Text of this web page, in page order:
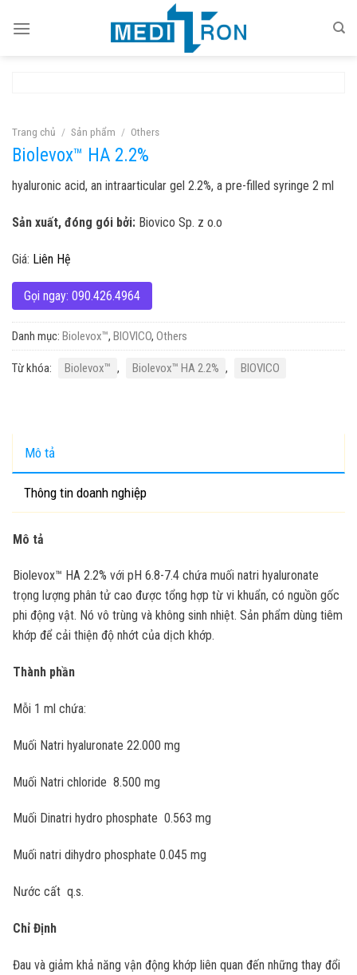
Trang chủ / Sản phẩm / Others
Biolevox™ HA 2.2%
hyaluronic acid, an intraarticular gel 2.2%, a pre-filled syringe 2 ml
Sản xuất, đóng gói bởi: Biovico Sp. z o.o
Giá: Liên Hệ
Gọi ngay: 090.426.4964
Danh mục: Biolevox™, BIOVICO, Others
Từ khóa: Biolevox™ , Biolevox™ HA 2.2% , BIOVICO
Mô tả
Thông tin doanh nghiệp
Mô tả
Biolevox™ HA 2.2% với pH 6.8-7.4 chứa muối natri hyaluronate
trọng lượng phân tử cao được tổng hợp từ vi khuẩn, có nguồn gốc
phi động vật. Nó vô trùng và không sinh nhiệt. Sản phẩm dùng tiêm
khớp để cải thiện độ nhớt của dịch khớp.
Thành phần
Mỗi 1 ml chứa:
Muối Natri hyaluronate 22.000 mg
Muối Natri chloride 8.500 mg
Muối Dinatri hydro phosphate 0.563 mg
Muối natri dihydro phosphate 0.045 mg
Nước cất q.s.
Chỉ Định
Đau và giảm khả năng vận động khớp liên quan đến những thay đổi